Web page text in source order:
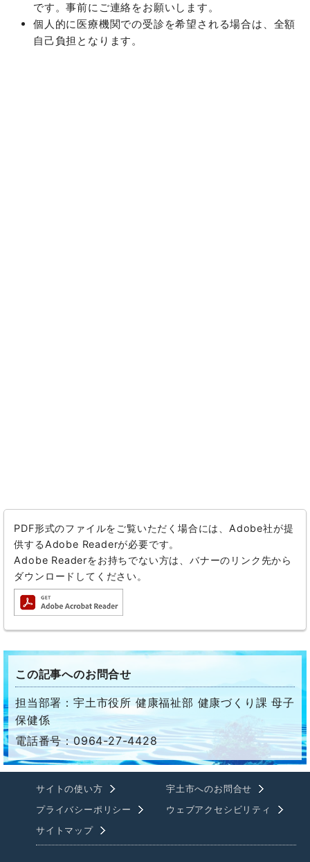
です。事前にご連絡をお願いします。
個人的に医療機関での受診を希望される場合は、全額
自己負担となります。
PDF形式のファイルをご覧いただく場合には、Adobe社が提
供するAdobe Readerが必要です。
Adobe Readerをお持ちでない方は、バナーのリンク先から
ダウンロードしてください。
この記事へのお問合せ
担当部署：宇土市役所 健康福祉部 健康づくり課 母子
保健係
電話番号：0964-27-4428
サイトの使い方
宇土市へのお問合せ
プライバシーポリシー
ウェブアクセシビリティ
サイトマップ